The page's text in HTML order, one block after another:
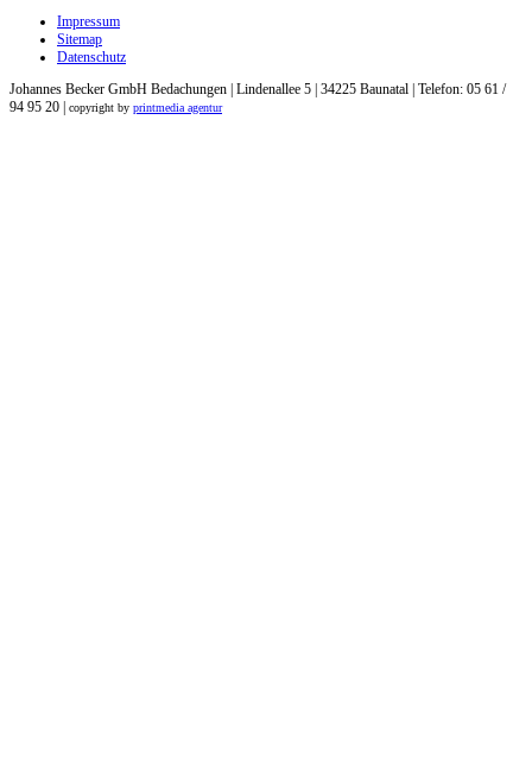
Impressum
Sitemap
Datenschutz
Johannes Becker GmbH Bedachungen | Lindenallee 5 | 34225 Baunatal | Telefon: 05 61 /
94 95 20 |
copyright by printmedia agentur